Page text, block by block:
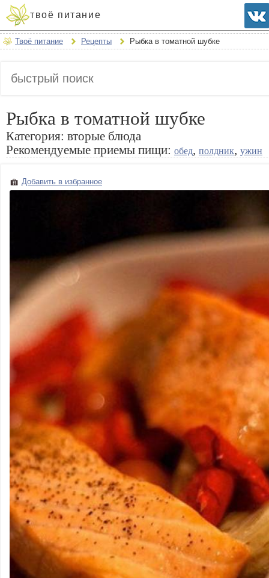
твоё питание
Твоё питание Рецепты Рыбка в томатной шубке
Рыбка в томатной шубке
Категория: вторые блюда
Рекомендуемые приемы пищи: обед, полдник, ужин
Добавить в избранное